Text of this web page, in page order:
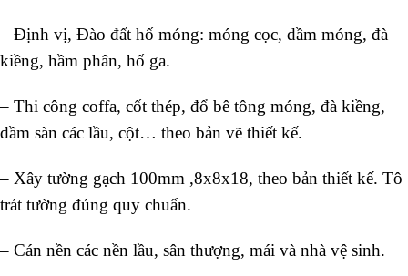
– Định vị, Đào đất hố móng: móng cọc, dầm móng, đà
kiềng, hầm phân, hố ga.
– Thi công coffa, cốt thép, đổ bê tông móng, đà kiềng,
dầm sàn các lầu, cột… theo bản vẽ thiết kế.
– Xây tường gạch 100mm ,8x8x18, theo bản thiết kế. Tô
trát tường đúng quy chuẩn.
– Cán nền các nền lầu, sân thượng, mái và nhà vệ sinh.